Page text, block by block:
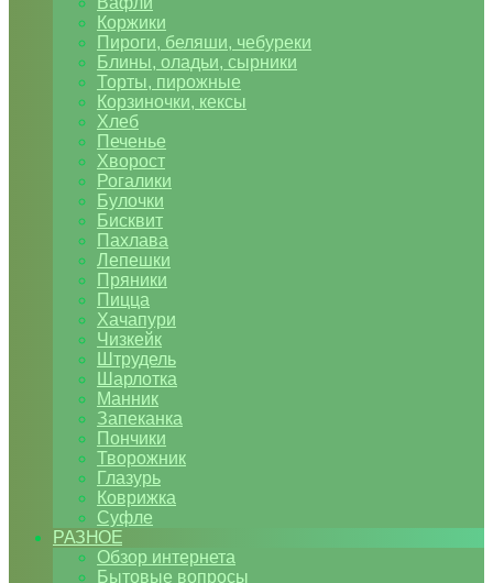
Коржики
Пироги, беляши, чебуреки
Блины, оладьи, сырники
Торты, пирожные
Корзиночки, кексы
Хлеб
Печенье
Хворост
Рогалики
Булочки
Бисквит
Пахлава
Лепешки
Пряники
Пицца
Хачапури
Чизкейк
Штрудель
Шарлотка
Манник
Запеканка
Пончики
Творожник
Глазурь
Коврижка
Суфле
РАЗНОЕ
Обзор интернета
Бытовые вопросы